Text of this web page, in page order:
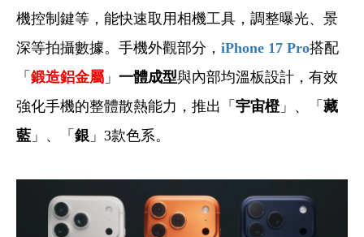
機控制鍵等，能快速取用相機工具，調整曝光、景
深等拍攝數據。手機外觀部分， iPhone 17 Pro搭配
「 鍛造鋁金屬 」 一體成型與內部均溫板設計，有效
強化手機的整體散熱能力，推出「 宇宙橙」、「 藏
藍 」、「 銀 」3款色系。